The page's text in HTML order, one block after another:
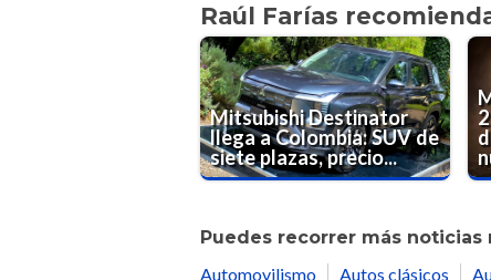
Raúl Farías
Mitsubishi Destinator
llega a Colombia: SUV de
siete plazas, precio...
Puedes recorrer más
Automovilismo
Autos clásicos